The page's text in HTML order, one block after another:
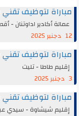
مباراة لتوظيف تقني
عمالة أكادير اداوتنان -
12 دجنبر 2025
مباراة لتوظيف تقني
إقليم طاطا - تليت
مباراة لتوظيف تقني
إقليم شيشاوة - سيدي